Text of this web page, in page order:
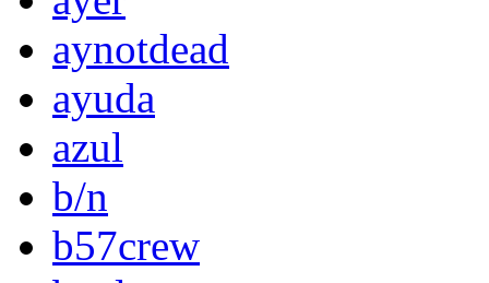
aynotdead
ayuda
azul
b/n
b57crew